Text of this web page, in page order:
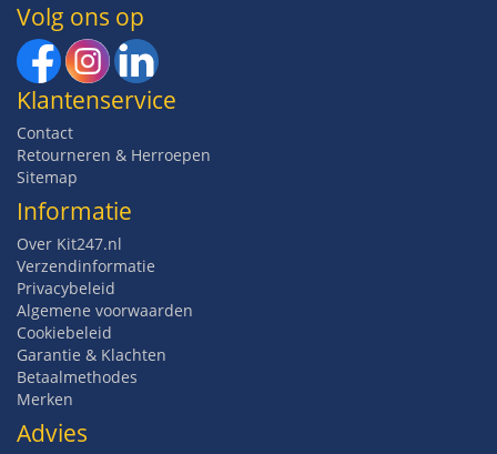
Volg ons op
Klantenservice
Contact
Retourneren & Herroepen
Sitemap
Informatie
Over Kit247.nl
Verzendinformatie
Privacybeleid
Algemene voorwaarden
Cookiebeleid
Garantie & Klachten
Betaalmethodes
Merken
Advies